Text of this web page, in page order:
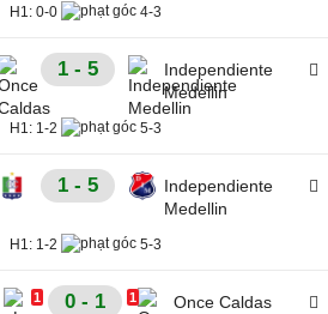
H1: 0-0 4-3
1 - 5
Independiente
Medellin
H1: 1-2 5-3
1 - 5
Independiente
Medellin
H1: 1-2 5-3
1 0 - 1 Once Caldas
1